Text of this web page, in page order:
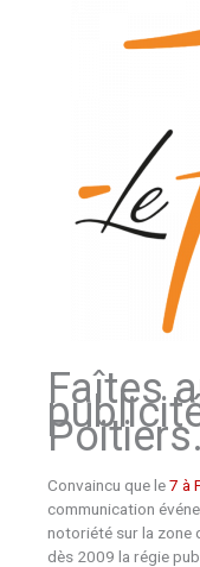
Faîtes
Convaincu que le7 à
communication
notoriété sur la zone
dès 2009 la régie